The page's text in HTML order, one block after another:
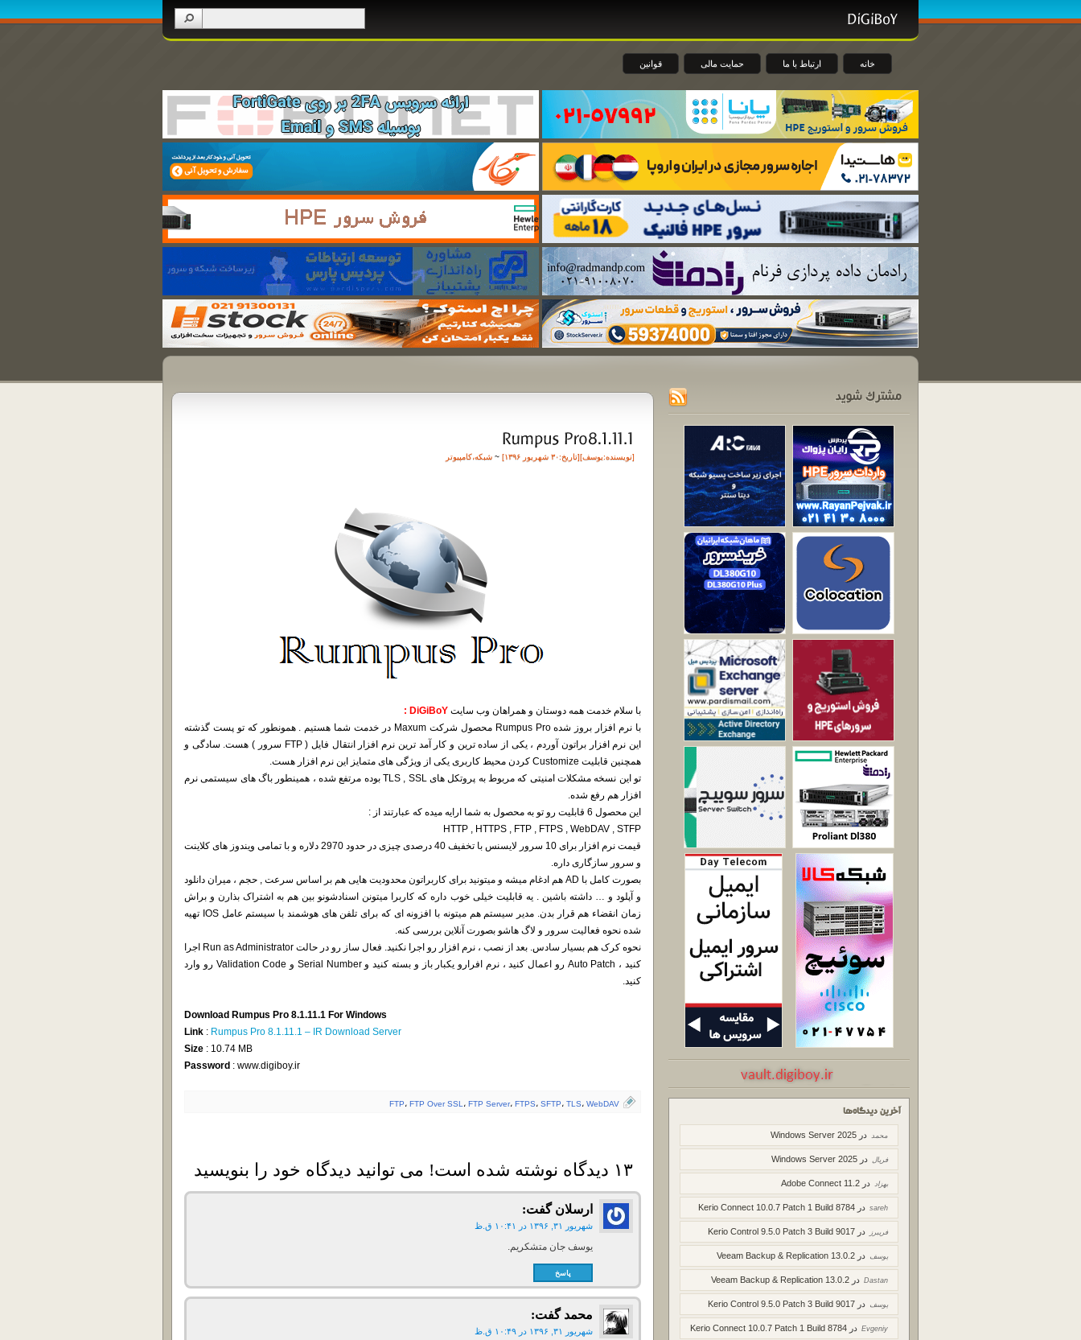
خانه ارتباط با ما حمایت مالی قوانین
آخرین دیدگاه‌ها
محمد در Windows Server 2025
فریال در Windows Server 2025
بهزاد در Adobe Connect 11.2
sareh در Kerio Connect 10.0.7 Patch 1 Build 8784
فریبرز در Kerio Control 9.5.0 Patch 3 Build 9017
یوسف در Veeam Backup & Replication 13.0.2
Dastan در Veeam Backup & Replication 13.0.2
یوسف در Kerio Control 9.5.0 Patch 3 Build 9017
Evgeniy در Kerio Connect 10.0.7 Patch 1 Build 8784
[نویسنده:یوسف][تاريخ:۳۰ شهریور ۱۳۹۶] ~ شبکه،کامپیوتر
با سلام خدمت همه دوستان و همراهان وب سایت DiGiBoY :
با نرم افزار بروز شده Rumpus Pro محصول شرکت Maxum در خدمت شما هستیم . همونطور که تو پست گذشته
این نرم افزار براتون آوردم ، یکی از ساده ترین و کار آمد ترین نرم افزار انتقال فایل ( FTP سرور ) هست. سادگی و
همچنین قابلیت Customize کردن محیط کاربری یکی از ویژگی های متمایز این نرم افزار هست.
تو این نسخه مشکلات امنیتی که مربوط به پروتکل های TLS , SSL بوده مرتفع شده ، همینطور باگ های سیستمی نرم
افزار هم رفع شده.
این محصول 6 قابلیت رو تو به محصول به شما ارایه میده که عبارتند از :
HTTP , HTTPS , FTP , FTPS , WebDAV , STFP
قیمت نرم افزار برای 10 سرور لایسنس با تخفیف 40 درصدی چیزی در حدود 2970 دلاره و با تمامی ویندوز های کلاینت
و سرور سازگاری داره.
بصورت کامل با AD هم ادغام میشه و میتونید برای کاربراتون محدودیت هایی هم بر اساس سرعت , حجم ، میران دانلود
و آپلود و … داشته باشین . یه قابلیت خیلی خوب داره که کاربرا میتونن اسنادشونو بین هم به اشتراک بذارن و براش
زمان انقضاء هم قرار بدن. مدیر سیستم هم میتونه با افزونه ای که برای تلفن های هوشمند با سیستم عامل IOS تهیه
شده نحوه فعالیت سرور و لاگ هاشو بصورت آنلاین بررسی کنه.
نحوه کرک هم بسیار سادس. بعد از نصب ، نرم افزار رو اجرا نکنید. فعال ساز رو در حالت Run as Administrator اجرا
کنید ، Auto Patch رو اعمال کنید ، نرم افرارو یکبار باز و بسته کنید و Serial Number و Validation Code رو وارد
کنید.
Download Rumpus Pro 8.1.11.1 For Windows
Link : Rumpus Pro 8.1.11.1 – IR Download Server
Size : 10.74 MB
Password : www.digiboy.ir
FTP، FTP Over SSL ، FTP Server، FTPS، SFTP، TLS، WebDAV
۱۳ دیدگاه نوشته شده است! می توانید دیدگاه خود را بنویسید
ارسلان گفت:
شهریور ۳۱, ۱۳۹۶ در ۱۰:۴۱ ق.ظ
یوسف جان متشکریم.
پاسخ
محمد گفت:
شهریور ۳۱, ۱۳۹۶ در ۱۰:۴۹ ق.ظ